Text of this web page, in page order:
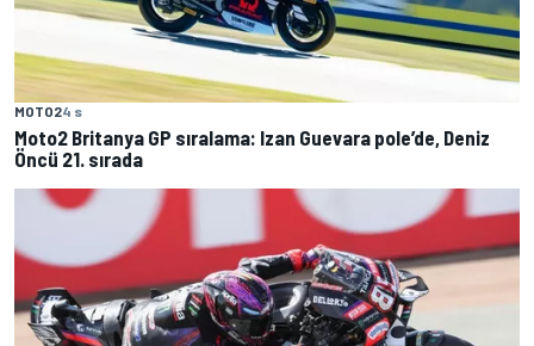
MOTO24 s
Moto2 Britanya GP sıralama: Izan Guevara pole’de, Deniz
Öncü 21. sırada